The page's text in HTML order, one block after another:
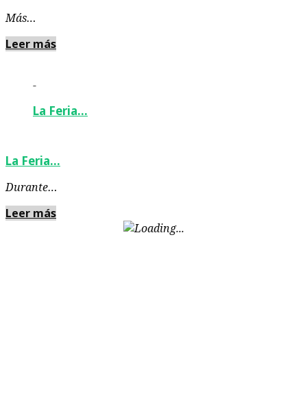
Más…
Leer más
-
La Feria…
La Feria…
Durante…
Leer más